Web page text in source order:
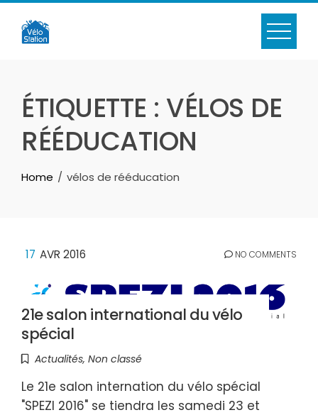
Skip
content
ÉTIQUETTE : VÉLOS DE
RÉÉDUCATION
Home vélos de rééducation
17 AVR 2016 NO COMMENTS
21e salon international du vélo
spécial
Actualités, Non classé
Le 21e salon internation du vélo spécial
"SPEZI 2016" se tiendra les samedi 23 et